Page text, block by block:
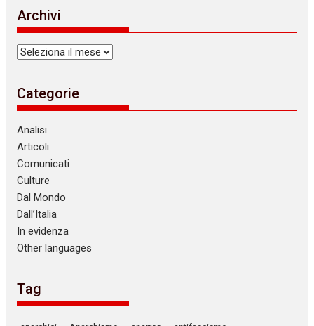
Archivi
Archivi
Categorie
Analisi
Articoli
Comunicati
Culture
Dal Mondo
Dall’Italia
In evidenza
Other languages
Tag